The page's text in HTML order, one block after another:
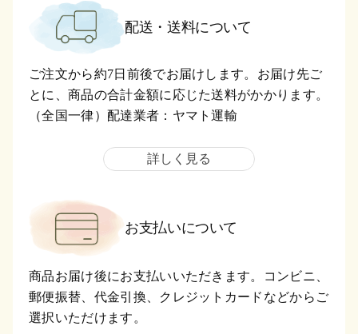
配送・送料について
ご注文から約7日前後でお届けします。お届け先ご
とに、商品の合計金額に応じた送料がかかります。
（全国一律）配達業者：ヤマト運輸
詳しく見る
お支払いについて
商品お届け後にお支払いいただきます。コンビニ、
郵便振替、代金引換、クレジットカードなどからご
選択いただけます。